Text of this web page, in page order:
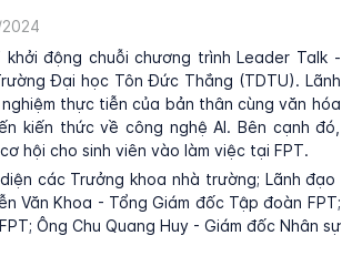
động chuỗi chương trình Leader Talk -
Đại học Tôn Đức Thắng (TDTU). Lãnh
thực tiễn của bản thân cùng văn hóa
kiến thức về công nghệ AI. Bên cạnh đó,
hội cho sinh viên vào làm việc tại FPT.
các Trưởng khoa nhà trường; Lãnh đạo
Văn Khoa - Tổng Giám đốc Tập đoàn FPT;
Ông Chu Quang Huy - Giám đốc Nhân sự